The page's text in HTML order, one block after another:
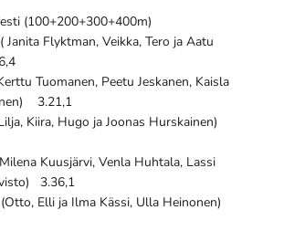
(100+200+300+400m)
Janita Flyktman, Veikka, Tero ja Aatu
Tuomanen, Peetu Jeskanen, Kaisla
3.21,1
Kiira, Hugo ja Joonas Hurskainen)
Kuusjärvi, Venla Huhtala, Lassi
3.36,1
(Otto, Elli ja Ilma Kässi, Ulla Heinonen)